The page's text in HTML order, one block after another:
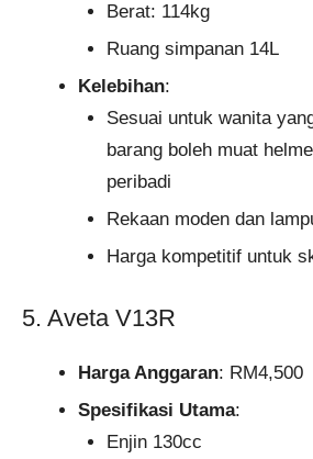
Berat: 114kg
Ruang simpanan 14L
Kelebihan:
Sesuai untuk wanita
barang boleh muat
peribadi
Rekaan moden dan
Harga kompetitif untuk
5. Aveta V13R
Harga Anggaran: RM4,500
Spesifikasi Utama:
Enjin 130cc